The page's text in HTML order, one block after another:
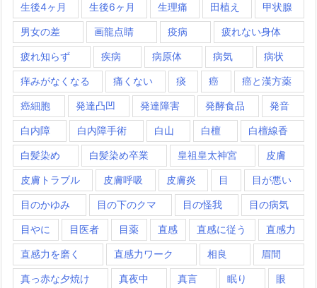
生後4ヶ月 生後6ヶ月 生理痛 田植え 甲状腺
男女の差 画龍点睛 疫病 疲れない身体
疲れ知らず 疾病 病原体 病気 病状
痒みがなくなる 痛くない 痰 癌 癌と漢方薬
癌細胞 発達凸凹 発達障害 発酵食品 発音
白内障 白内障手術 白山 白檀 白檀線香
白髪染め 白髪染め卒業 皇祖皇太神宮 皮膚
皮膚トラブル 皮膚呼吸 皮膚炎 目 目が悪い
目のかゆみ 目の下のクマ 目の怪我 目の病気
目やに 目医者 目薬 直感 直感に従う 直感力
直感力を磨く 直感力ワーク 相良 眉間
真っ赤な夕焼け 真夜中 真言 眠り 眼